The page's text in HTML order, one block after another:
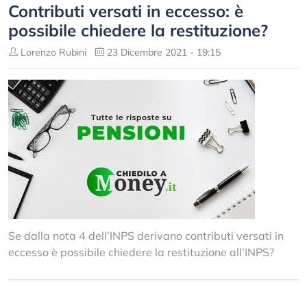
Contributi versati in eccesso: è
possibile chiedere la restituzione?
Lorenzo Rubini 23 Dicembre 2021 - 19:15
Se dalla nota 4 dell’INPS derivano contributi versati in
eccesso è possibile chiedere la restituzione all’INPS?